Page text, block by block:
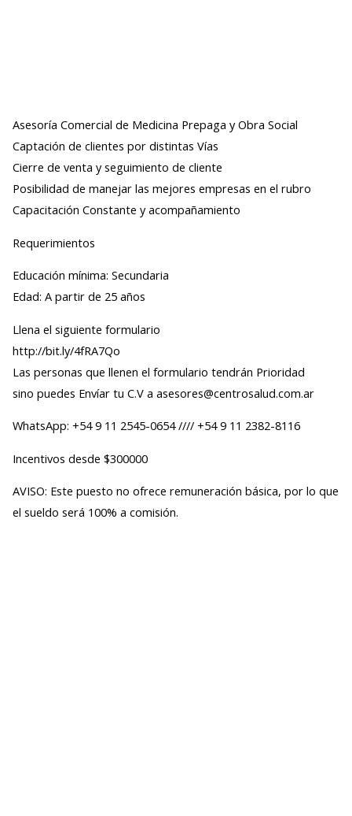
Asesoría Comercial de Medicina Prepaga y Obra Social
Captación de clientes por distintas Vías
Cierre de venta y seguimiento de cliente
Posibilidad de manejar las mejores empresas en el rubro
Capacitación Constante y acompañamiento
Requerimientos
Educación mínima: Secundaria
Edad: A partir de 25 años
Llena el siguiente formulario
http://bit.ly/4fRA7Qo
Las personas que llenen el formulario tendrán Prioridad
sino puedes Envíar tu C.V a asesores@centrosalud.com.ar
WhatsApp: +54 9 11 2545-0654 //// +54 9 11 2382-8116
Incentivos desde $300000
AVISO: Este puesto no ofrece remuneración básica, por lo que
el sueldo será 100% a comisión.